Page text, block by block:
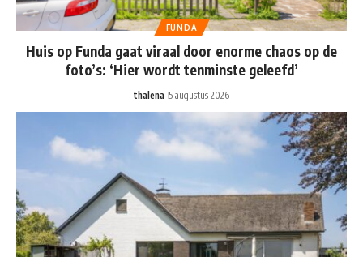
FUNDA
Huis op Funda gaat viraal door enorme chaos op de
foto’s: ‘Hier wordt tenminste geleefd’
thalena 5 augustus 2026